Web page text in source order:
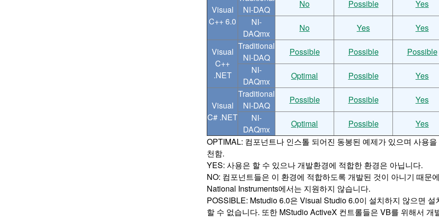
Visual
C++ 6.0
NI-DAQ
No Possible
Yes
NI-
DAQmx
No Yes Yes
Visual
C++
.NET
Traditional
NI-DAQ
Possible Possible
Possible
NI-
DAQmx
Optimal Possible Yes
Visual
C# .NET
Traditional
NI-DAQ
Possible Possible
Yes
NI-
DAQmx
Optimal Possible
Yes
OPTIMAL: 컴포넌트나 인스톨 되어진 동봉된 예제가 있으며 사용을
천함.
YES: 사용은 할 수 있으나 개발환경에 적합한 환경은 아닙니다.
NO: 컴포넌트들은 이 환경에 적합하도록 개발된 것이 아니기 때문에
National Instruments에서는 지원하지 않습니다.
POSSIBLE: Mstudio 6.0은 Visual Studio 6.0이 설치하지 않으면 설
할 수 없습니다. 또한 MStudio ActiveX 컨트롤들은 VB를 위해서 개